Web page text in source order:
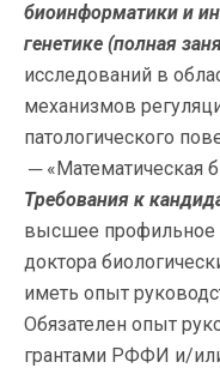
биоинформатики и
генетике (полная
исследований в
механизмов
патологического
─ «Математическая
Требования к
высшее профильное
доктора
иметь опыт
Обязателен опыт
грантами РФФИ и/